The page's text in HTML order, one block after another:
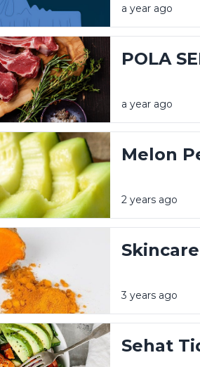
a year ago
POLA
a year ago
Melon
2 years ago
3 years ago
Sehat